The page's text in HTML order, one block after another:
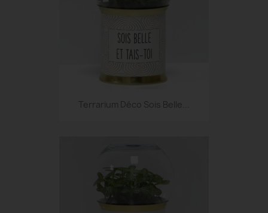
Terrarium Déco Sois Belle...